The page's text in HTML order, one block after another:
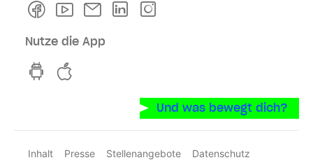
FacebookYoutubeNewsletterLinkedln
Nutze die App
hvv switch App auf GooglePlay
Und was bewegt dich?
Inhalt Presse Stellenangebote
Datenschutz